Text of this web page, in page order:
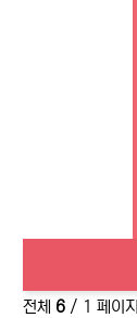
전체 6 / 1 페이지